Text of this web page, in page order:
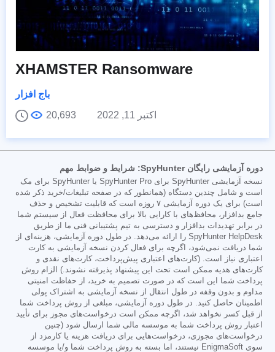
XHAMSTER Ransomware
باج افزار
اکتبر 11, 2022
20,693
دوره آزمایشی رایگان SpyHunter: شرایط و ضوابط مهم
نسخه آزمایشی SpyHunter برای SpyHunter Pro یا SpyHunter برای مک
است و شامل چندین دستگاه (همانطور که در صفحه تبلیغات/خرید ذکر شده
است) برای یک دوره آزمایشی ۷ روزه است که قابلیت تشخیص و حذف
جامع بدافزار، محافظ‌های با کارایی بالا برای محافظت فعال از سیستم شما
در برابر تهدیدات بدافزار و دسترسی به تیم پشتیبانی فنی ما از طریق
SpyHunter HelpDesk را ارائه می‌دهد. در طول دوره آزمایشی، هزینه‌ای از
شما دریافت نمی‌شود، اگرچه برای فعال کردن نسخه آزمایشی به کارت
اعتباری نیاز است. (کارت‌های اعتباری پیش‌پرداخت، کارت‌های نقدی و
کارت‌های هدیه ممکن است تحت این پیشنهاد پذیرفته نشوند.) الزام روش
پرداخت شما این است که در صورت تصمیم به خرید، از حفاظت امنیتی
مداوم و بدون وقفه در طول انتقال از نسخه آزمایشی به اشتراک پولی
اطمینان حاصل کنید. در طول دوره آزمایشی، مبلغی از روش پرداخت شما
از قبل کسر نخواهد شد، اگرچه ممکن است درخواست‌های مجوز برای تأیید
اعتبار روش پرداخت شما به موسسه مالی شما ارسال شود (چنین
درخواست‌های مجوزی، درخواست‌هایی برای دریافت هزینه یا کارمزد از
سوی EnigmaSoft نیستند، اما بسته به روش پرداخت شما و/یا موسسه